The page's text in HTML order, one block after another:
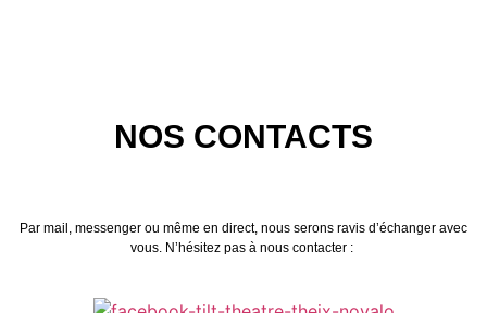
NOS CONTACTS
Par mail, messenger ou même en direct, nous serons ravis d’échanger avec
vous. N’hésitez pas à nous contacter :